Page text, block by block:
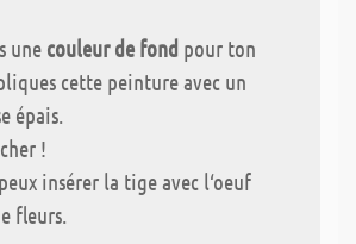
une couleur de fond pour ton
cette peinture avec un
épais.
!
insérer la tige avec l‘oeuf
fleurs.